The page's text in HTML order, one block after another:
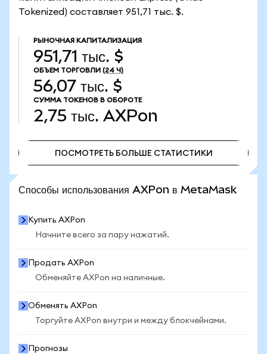
Tokenized) составляет 951,71 тыс. $.
РЫНОЧНАЯ КАПИТАЛИЗАЦИЯ
951,71 тыс. $
ОБЪЕМ ТОРГОВЛИ (24 Ч)
56,07 тыс. $
СУММА ТОКЕНОВ В ОБОРОТЕ
2,75 тыс. AXPon
ПОСМОТРЕТЬ БОЛЬШЕ СТАТИСТИКИ
Способы использования AXPon в MetaMask
Купить AXPon
Начните всего за пару нажатий.
Продать AXPon
Обменяйте AXPon на наличные.
Обменять AXPon
Торгуйте AXPon внутри и между блокчейнами.
Прогнозы